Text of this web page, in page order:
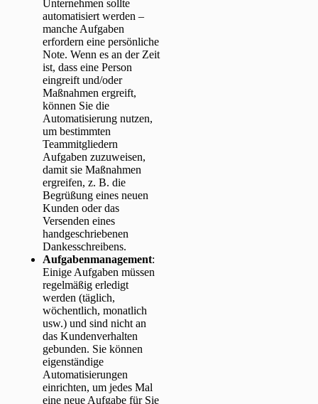
Unternehmen sollte
automatisiert werden –
manche Aufgaben
erfordern eine persönliche
Note. Wenn es an der Zeit
ist, dass eine Person
eingreift und/oder
Maßnahmen ergreift,
können Sie die
Automatisierung nutzen,
um bestimmten
Teammitgliedern
Aufgaben zuzuweisen,
damit sie Maßnahmen
ergreifen, z. B. die
Begrüßung eines neuen
Kunden oder das
Versenden eines
handgeschriebenen
Dankesschreibens.
Aufgabenmanagement:
Einige Aufgaben müssen
regelmäßig erledigt
werden (täglich,
wöchentlich, monatlich
usw.) und sind nicht an
das Kundenverhalten
gebunden. Sie können
eigenständige
Automatisierungen
einrichten, um jedes Mal
eine neue Aufgabe für Sie